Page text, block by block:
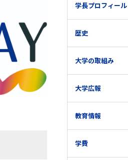
学長プロフィール
歴史
大学の取組み
大学広報
教育情報
学費